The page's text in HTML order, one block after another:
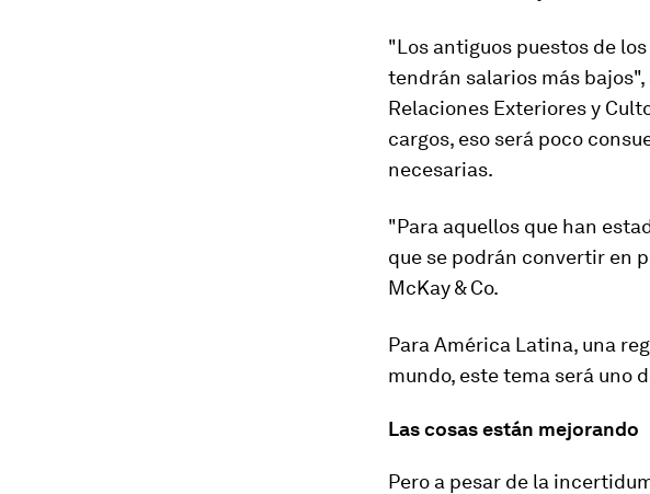
"Los antiguos puestos de
tendrán salarios más
Relaciones Exteriores y
cargos, eso será poco
necesarias.
"Para aquellos que han
que se podrán convertir en
McKay & Co.
Para América Latina, una
mundo, este tema será uno
Las cosas están mejorando
Pero a pesar de la